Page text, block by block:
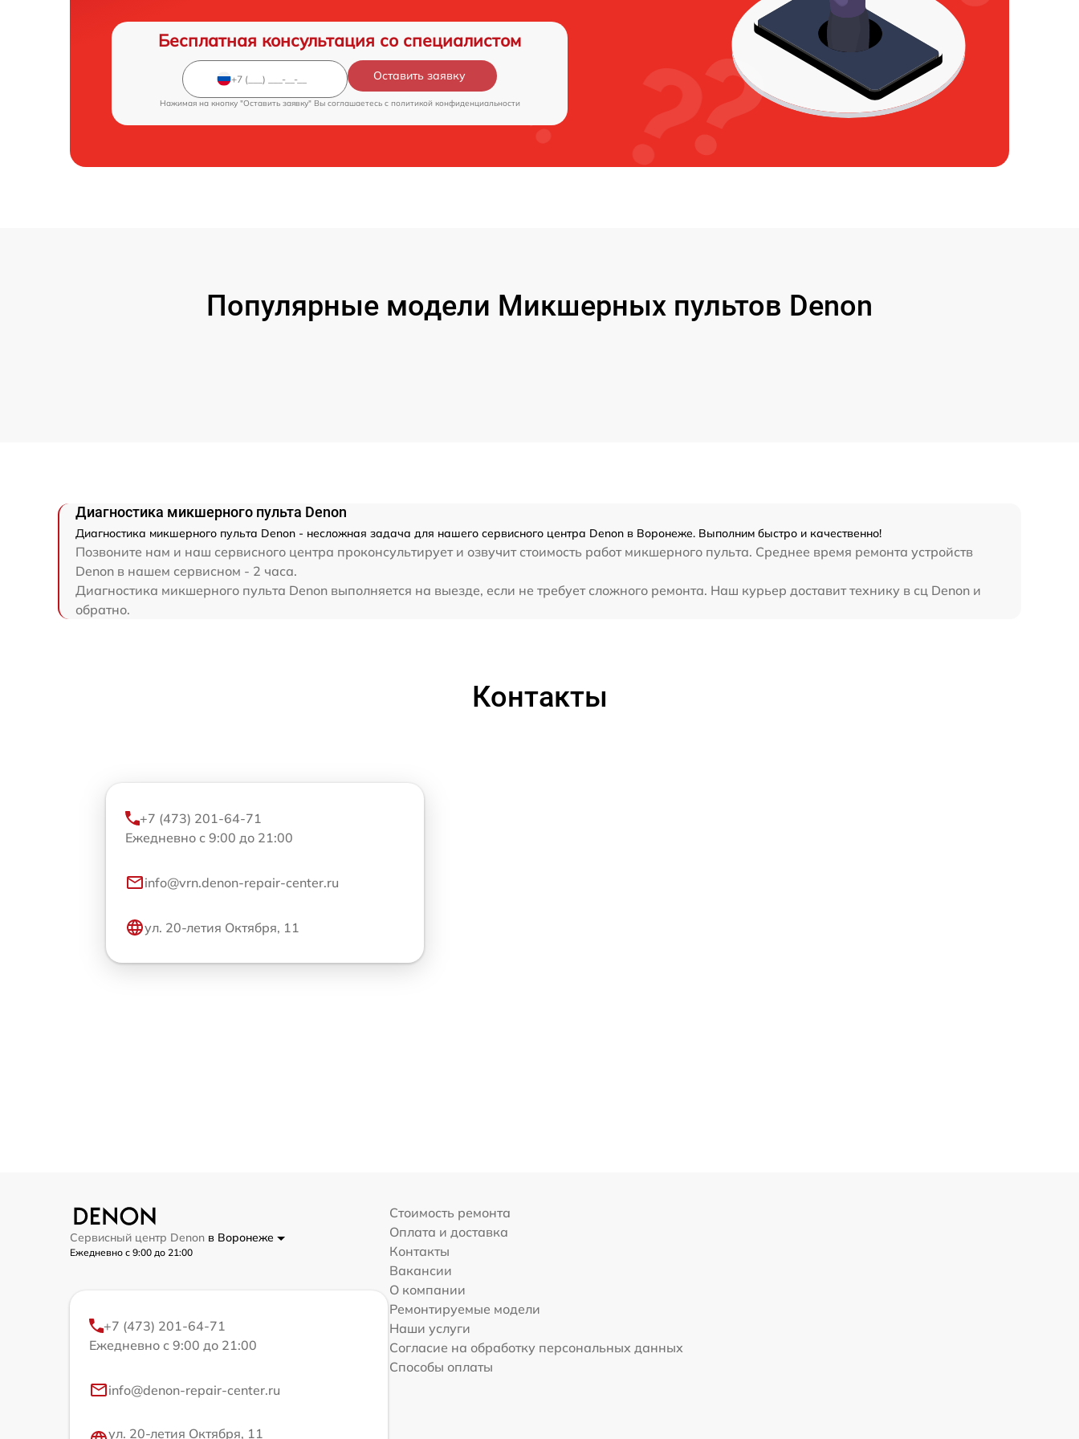
Бесплатная консультация со специалистом
Оставить заявку
Нажимая на кнопку "Оставить заявку" Вы соглашаетесь c политикой конфиденциальности
Популярные модели Микшерных пультов Denon
Диагностика микшерного пульта Denon
Диагностика микшерного пульта Denon - несложная задача для нашего сервисного центра Denon в Воронеже. Выполним быстро и качественно!
Позвоните нам и наш сервисного центра проконсультирует и озвучит стоимость работ микшерного пульта. Среднее время ремонта устройств
Denon в нашем сервисном - 2 часа.
Диагностика микшерного пульта Denon выполняется на выезде, если не требует сложного ремонта. Наш курьер доставит технику в сц Denon и
обратно.
Контакты
+7 (473) 201-64-71
Ежедневно с 9:00 до 21:00
info@vrn.denon-repair-center.ru
ул. 20-летия Октября, 11
Сервисный центр Denon в Воронеже
Ежедневно с 9:00 до 21:00
+7 (473) 201-64-71
Ежедневно с 9:00 до 21:00
info@denon-repair-center.ru
ул. 20-летия Октября, 11
Стоимость ремонта
Оплата и доставка
Контакты
Вакансии
О компании
Ремонтируемые модели
Наши услуги
Согласие на обработку персональных данных
Способы оплаты